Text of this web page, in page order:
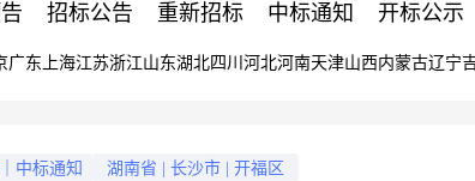
招标公告 重新招标 中标通知 开标公示
广东 上海江苏浙江山东湖北四川 河北河南天津山西内蒙古辽宁
中标通知 湖南省 长沙市 开福区